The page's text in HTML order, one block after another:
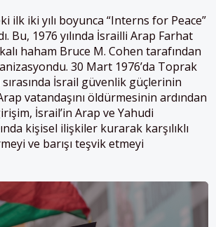
ilk iki yılı boyunca “Interns for Peace”
Bu, 1976 yılında İsrailli Arap Farhat
haham Bruce M. Cohen tarafından
30 Mart 1976’da Toprak
İsrail güvenlik güçlerinin
vatandaşını öldürmesinin ardından
İsrail’in Arap ve Yahudi
kişisel ilişkiler kurarak karşılıklı
ve barışı teşvik etmeyi